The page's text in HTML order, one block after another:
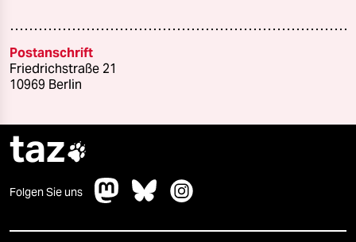
Postanschrift
Friedrichstraße 21
10969 Berlin
taz
Folgen Sie uns